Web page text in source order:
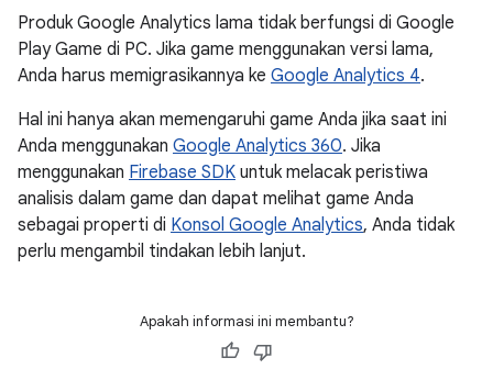
Produk Google Analytics lama tidak berfungsi di Google
Play Game di PC. Jika game menggunakan versi lama,
Anda harus memigrasikannya ke Google Analytics 4.
Hal ini hanya akan memengaruhi game Anda jika saat ini
Anda menggunakan Google Analytics 360. Jika
menggunakan Firebase SDK untuk melacak peristiwa
analisis dalam game dan dapat melihat game Anda
sebagai properti di Konsol Google Analytics, Anda tidak
perlu mengambil tindakan lebih lanjut.
Apakah informasi ini membantu?